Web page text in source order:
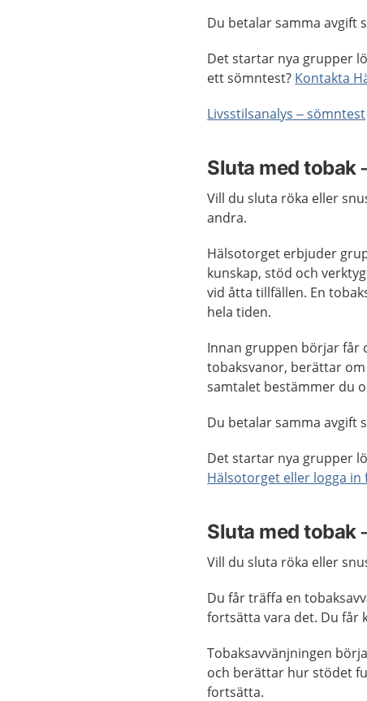
Du betalar samma avgift
Det startar nya grupper
ett sömntest? Kontakta
Livsstilsanalys – sömntest
Sluta med tobak
Vill du sluta röka eller
andra.
Hälsotorget erbjuder
kunskap, stöd och
vid åtta tillfällen. En
hela tiden.
Innan gruppen börjar får
tobaksvanor, berättar
samtalet bestämmer du
Du betalar samma avgift
Det startar nya grupper
Hälsotorget eller logga
Sluta med tobak
Vill du sluta röka eller
Du får träffa en
fortsätta vara det. Du får
Tobaksavvänjningen
och berättar hur stödet
fortsätta.